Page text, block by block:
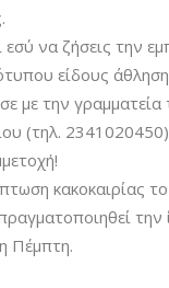
εσύ να ζήσεις την
είδους
με την γραμματεία
(τηλ. 2341020450)
κακοκαιρίας
την
Πέμπτη.